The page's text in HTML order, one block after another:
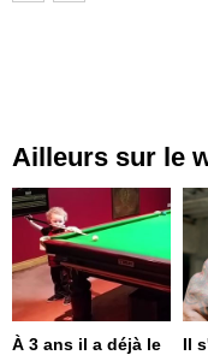
Ailleurs sur le
À 3 ans il a déjà le
Il